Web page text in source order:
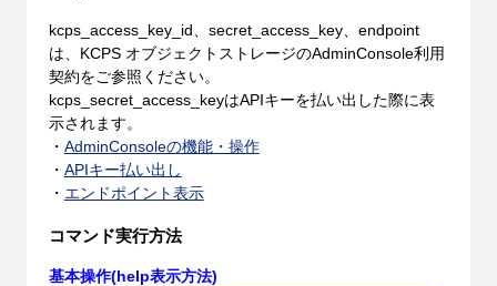
kcps_access_key_id、secret_access_key、endpoint
は、KCPS オブジェクトストレージのAdminConsole利用
契約をご参照ください。
kcps_secret_access_keyはAPIキーを払い出した際に表
示されます。
・ AdminConsoleの機能・操作
・ APIキー払い出し
・ エンドポイント表示
コマンド実行方法
基本操作(help表示方法)